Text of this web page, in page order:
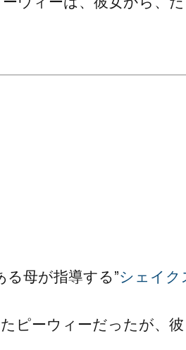
る母が指導する”シェイク
ピーウィーだったが、彼